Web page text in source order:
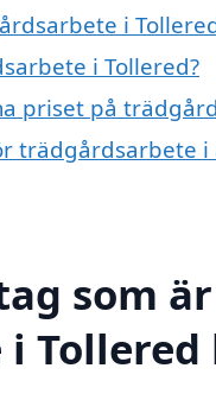
i
i Tollered?
priset på
trädgårdsarbete
som